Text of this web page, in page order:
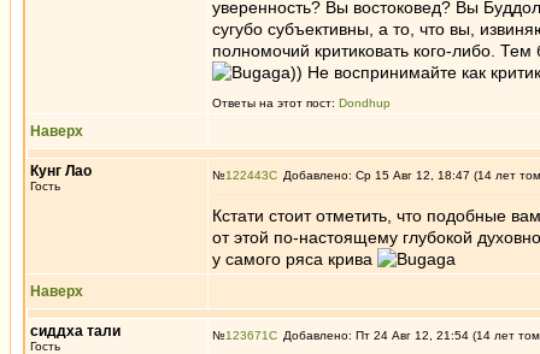
уверенность? Вы востоковед? Вы
сугубо субъективны, а то, что вы,
полномочий критиковать кого-либо.
)) Не воспринимайте как
Ответы на этот пост: Dondhup
Наверх
Кунг Лао
Гость
№122443 Добавлено: Ср 15 Авг 12, 18:47 (14 лет
Кстати стоит отметить, что подобные
от этой по-настоящему глубокой
у самого ряса крива
Наверх
сиддха тали
Гость
№123671 Добавлено: Пт 24 Авг 12, 21:54 (14 лет